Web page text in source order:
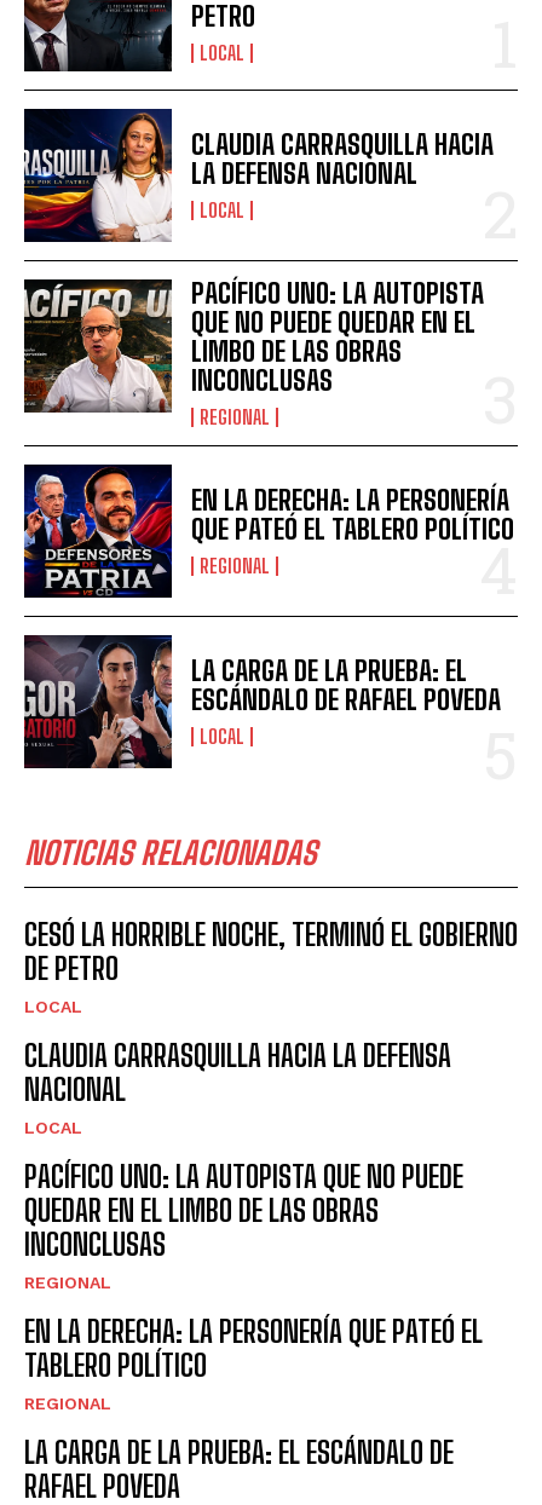
PETRO
LOCAL
CLAUDIA CARRASQUILLA HACIA
LA DEFENSA NACIONAL
LOCAL
PACÍFICO UNO: LA AUTOPISTA
QUE NO PUEDE QUEDAR EN EL
LIMBO DE LAS OBRAS
INCONCLUSAS
REGIONAL
EN LA DERECHA: LA PERSONERÍA
QUE PATEÓ EL TABLERO POLÍTICO
REGIONAL
LA CARGA DE LA PRUEBA: EL
ESCÁNDALO DE RAFAEL POVEDA
LOCAL
NOTICIAS RELACIONADAS
CESÓ LA HORRIBLE NOCHE, TERMINÓ EL GOBIERNO
DE PETRO
LOCAL
CLAUDIA CARRASQUILLA HACIA LA DEFENSA
NACIONAL
LOCAL
PACÍFICO UNO: LA AUTOPISTA QUE NO PUEDE
QUEDAR EN EL LIMBO DE LAS OBRAS
INCONCLUSAS
REGIONAL
EN LA DERECHA: LA PERSONERÍA QUE PATEÓ EL
TABLERO POLÍTICO
REGIONAL
LA CARGA DE LA PRUEBA: EL ESCÁNDALO DE
RAFAEL POVEDA